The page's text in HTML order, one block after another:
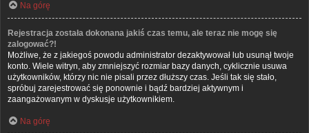
Na górę
Rejestracja została dokonana jakiś czas temu, ale teraz nie mogę się
zalogować?!
Możliwe, że z jakiegoś powodu administrator dezaktywował lub usunął twoje
konto. Wiele witryn, aby zmniejszyć rozmiar bazy danych, cyklicznie usuwa
użytkowników, którzy nic nie pisali przez dłuższy czas. Jeśli tak się stało,
spróbuj zarejestrować się ponownie i bądź bardziej aktywnym i
zaangażowanym w dyskusje użytkownikiem.
Na górę